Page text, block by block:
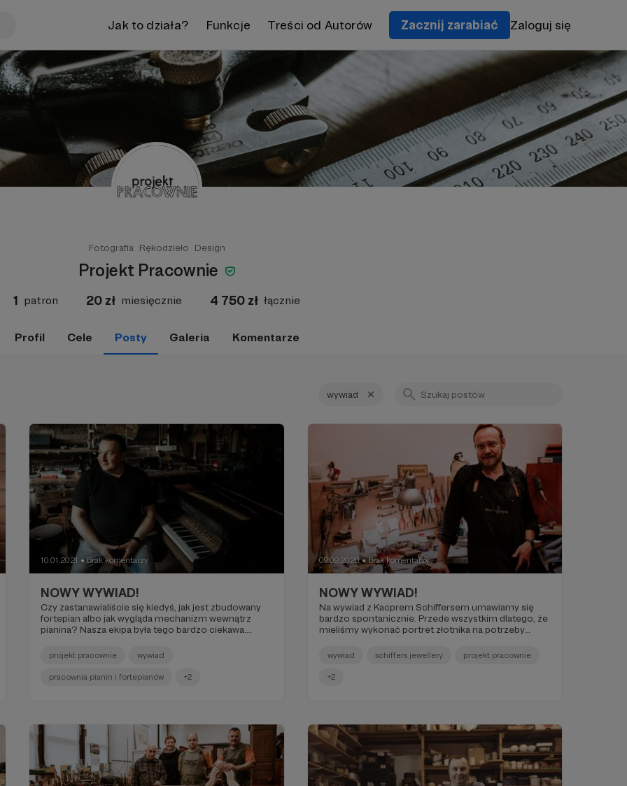
Jak to działa? Funkcje Treści od Autorów Zacznij zarabiać Zaloguj się
Fotografia Rękodzieło Design
Projekt Pracownie
1 patron 20 zł miesięcznie 4 750 zł łącznie
Profil Cele Posty Galeria Komentarze
wywiad
10.01.2021 ● Brak komentarzy
NOWY WYWIAD!
Czy zastanawialiście się kiedyś, jak jest zbudowany
fortepian albo jak wygląda mechanizm wewnątrz
pianina? Nasza ekipa była tego bardzo ciekawa.
podwarszawskie Słupno. Od Andrzeja i jego zespołu
chcieliśmy dowiedzieć się jak najwięcej o tych
niezwykłych instrumentach.
projekt pracownie wywiad
pracownia pianin i fortepianów +2
09.09.2020 ● Brak komentarzy
NOWY WYWIAD!
Na wywiad z Kacprem Schiffersem umawiamy się
bardzo spontanicznie. Przede wszystkim dlatego, że
mieliśmy wykonać portret złotnika na potrzeby
współpracy z Muzeum Warszawskiej Pragi i Traffic
Design na zlecenie Instytutu Dizajnu w Kielcach.
Kiedy zajrzeliśmy na stronę Schiffers Jewellery, od
było fantastyczne spotkanie!
wywiad schiffers jewellery projekt pracownie
+2